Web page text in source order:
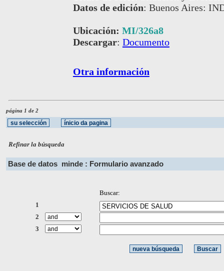
Datos de edición: Buenos Aires:
Ubicación: MI/326a8
Descargar: Documento
Otra información
página 1 de 2
Refinar la búsqueda
Base de datos minde : Formulario avanzado
Buscar:
1
2
3